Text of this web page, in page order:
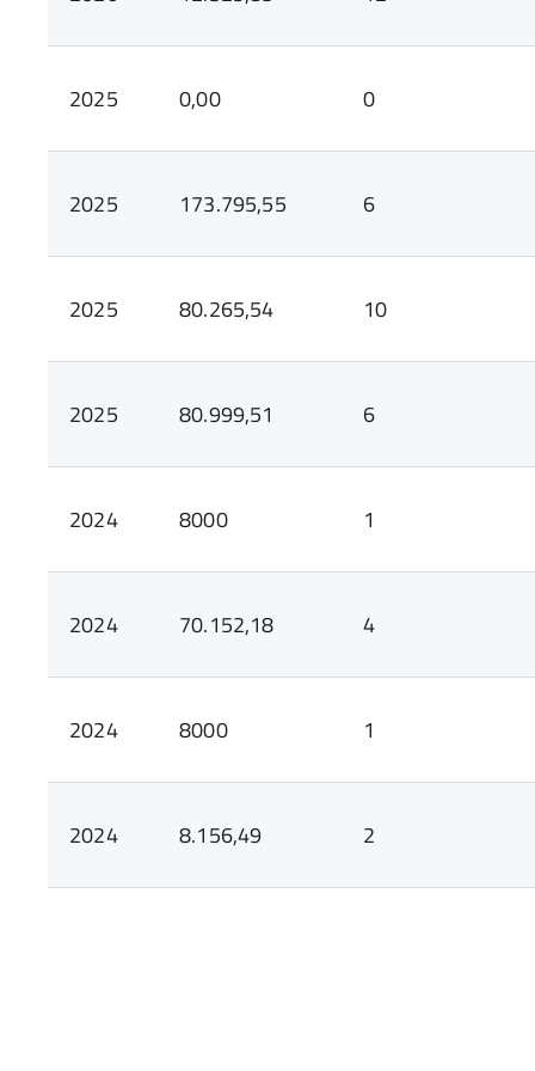
2025 0,00 0
2025 173.795,55 6
2025 80.265,54 10
2025 80.999,51 6
2024 8000 1
2024 70.152,18 4
2024 8000 1
2024 8.156,49 2